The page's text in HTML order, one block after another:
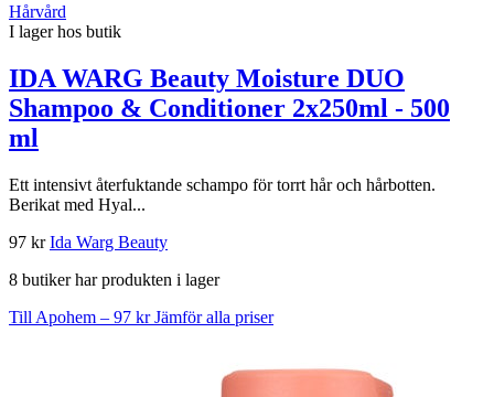
Hårvård
I lager hos butik
IDA WARG Beauty Moisture DUO
Shampoo & Conditioner 2x250ml - 500
ml
Ett intensivt återfuktande schampo för torrt hår och hårbotten.
Berikat med Hyal...
97 krIda Warg Beauty
8 butiker har produkten i lager
Till Apohem – 97 krJämför alla priser